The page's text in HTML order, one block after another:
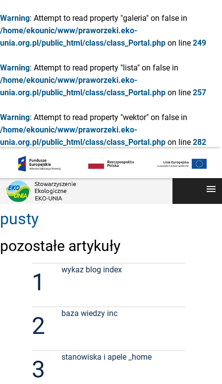
Warning: Attempt to read property "galeria" on false in
/home/ekounic/www/praworzeki.eko-
unia.org.pl/public_html/class/class_Portal.php on line 249
Warning: Attempt to read property "lista" on false in
/home/ekounic/www/praworzeki.eko-
unia.org.pl/public_html/class/class_Portal.php on line 257
Warning: Attempt to read property "wektor" on false in
/home/ekounic/www/praworzeki.eko-
unia.org.pl/public_html/class/class_Portal.php on line 282
menu
pusty
pozostałe artykuły
1 wykaz blog index
2 baza wiedzy inc
3 stanowiska i apele _home